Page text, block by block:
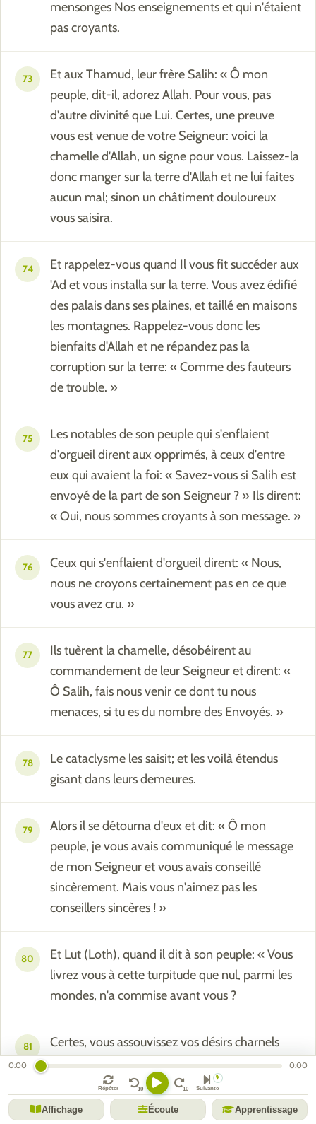
mensonges Nos enseignements et qui n'étaient
pas croyants.
73
Et aux Thamud, leur frère Salih: « Ô mon
peuple, dit-il, adorez Allah. Pour vous, pas
d'autre divinité que Lui. Certes, une preuve
vous est venue de votre Seigneur: voici la
chamelle d'Allah, un signe pour vous. Laissez-la
donc manger sur la terre d'Allah et ne lui faites
aucun mal; sinon un châtiment douloureux
vous saisira.
74
Et rappelez-vous quand Il vous fit succéder aux
'Ad et vous installa sur la terre. Vous avez édifié
des palais dans ses plaines, et taillé en maisons
les montagnes. Rappelez-vous donc les
bienfaits d'Allah et ne répandez pas la
corruption sur la terre: « Comme des fauteurs
de trouble. »
75
Les notables de son peuple qui s'enflaient
d'orgueil dirent aux opprimés, à ceux d'entre
eux qui avaient la foi: « Savez-vous si Salih est
envoyé de la part de son Seigneur ? » Ils dirent:
« Oui, nous sommes croyants à son message. »
76
Ceux qui s'enflaient d'orgueil dirent: « Nous,
nous ne croyons certainement pas en ce que
vous avez cru. »
77
Ils tuèrent la chamelle, désobéirent au
commandement de leur Seigneur et dirent: «
Ô Salih, fais nous venir ce dont tu nous
menaces, si tu es du nombre des Envoyés. »
78
Le cataclysme les saisit; et les voilà étendus
gisant dans leurs demeures.
79
Alors il se détourna d'eux et dit: « Ô mon
peuple, je vous avais communiqué le message
de mon Seigneur et vous avais conseillé
sincèrement. Mais vous n'aimez pas les
conseillers sincères ! »
80
Et Lut (Loth), quand il dit à son peuple: « Vous
livrez vous à cette turpitude que nul, parmi les
mondes, n'a commise avant vous ?
81
Certes, vous assouvissez vos désirs charnels
avec les hommes au lieu des femmes ! Vous
êtes bien un peuple outrancier. »
0:00 0:00
Suivante
Répéter
Affichage Écoute Apprentissage